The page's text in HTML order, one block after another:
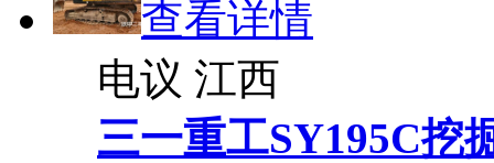
查看详情
电议 江西
三一重工SY195C挖